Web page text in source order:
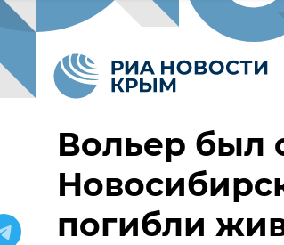
Вольер был
погибли